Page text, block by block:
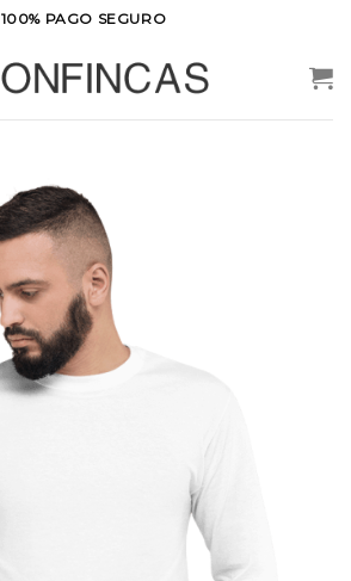
100% PAGO SEGURO